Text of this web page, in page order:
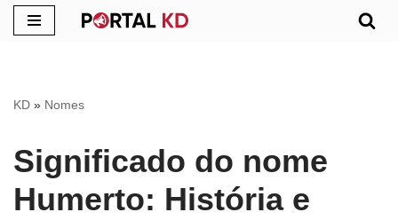
conteúdo
KD » Nomes
Significado do nome
Humerto: História e